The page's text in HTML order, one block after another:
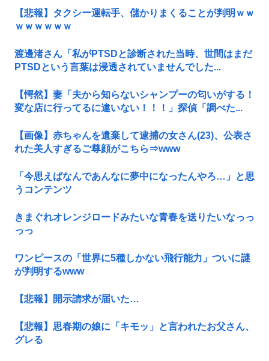
【悲報】タクシー運転手、儲かりまくることが判明ｗｗ
ｗｗｗｗｗｗ
渡邊渚さん「私がPTSDと診断された当時、世間はまだ
PTSDという言葉は浸透されていませんでした...
【愕然】妻「夫から知らないシャンプーの匂いがする！
変な店に行ってるに違いない！！！」探偵「調べた...
【画像】赤ちゃんを遺棄して逮捕の女さん(23)、公表さ
れた美人すぎるご尊顔がこちら⇒www
「今思えばなんであんなに夢中になったんやろ…」と思
うコンテンツ
きまぐれオレンジロードみたいな青春を送りたいなっっ
っっ
ワンピースの「世界に5種しかない飛行能力」ついに謎
が判明するwww
【悲報】開示請求が届いた…
【悲報】思春期の娘に「キモッ」と言われたお父さん、
グレる